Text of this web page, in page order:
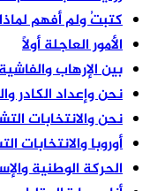
كتبتُ ولم أفهم
الأمور العاجلة أولًا
بين الإرهاب
نحن وإعداد الكادر
نحن والانتخابات
أوروبا والانتخابات
الحركة الوطنية